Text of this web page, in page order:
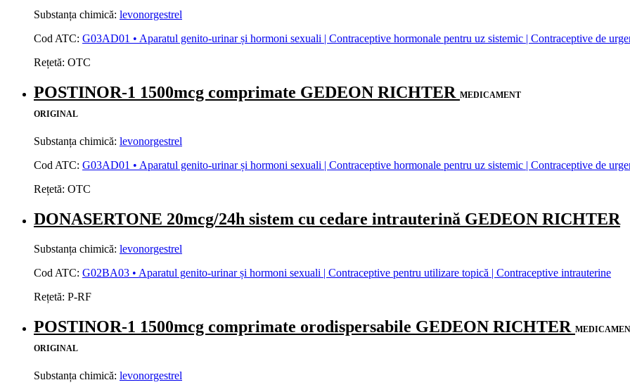
Substanța chimică: levonorgestrel
Cod ATC: G03AD01 • Aparatul genito-urinar și hormoni sexuali | Contraceptive hormonale pentru uz sistemic | Contraceptive de
Rețetă: OTC
POSTINOR-1 1500mcg comprimate GEDEON RICHTER MEDICAMENT
ORIGINAL
Substanța chimică: levonorgestrel
Cod ATC: G03AD01 • Aparatul genito-urinar și hormoni sexuali | Contraceptive hormonale pentru uz sistemic | Contraceptive de
Rețetă: OTC
DONASERTONE 20mcg/24h sistem cu cedare intrauterină GEDEON RICHTER
Substanța chimică: levonorgestrel
Cod ATC: G02BA03 • Aparatul genito-urinar și hormoni sexuali | Contraceptive pentru utilizare topică | Contraceptive intrauterine
Rețetă: P-RF
POSTINOR-1 1500mcg comprimate orodispersabile GEDEON RICHTER
ORIGINAL
Substanța chimică: levonorgestrel